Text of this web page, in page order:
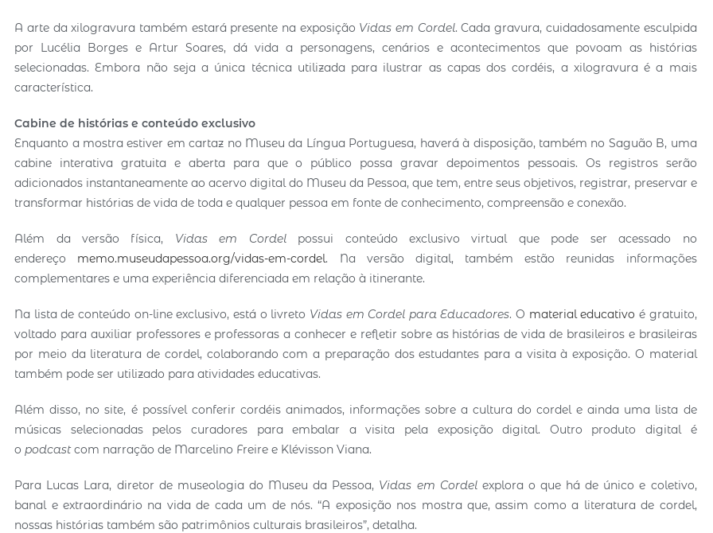
A arte da xilogravura também estará presente na exposição Vidas em Cordel. Cada gravura, cuidadosamente esculpida
por Lucélia Borges e Artur Soares, dá vida a personagens, cenários e acontecimentos que povoam as histórias
selecionadas. Embora não seja a única técnica utilizada para ilustrar as capas dos cordéis, a xilogravura é a mais
característica.
Cabine de histórias e conteúdo exclusivo
Enquanto a mostra estiver em cartaz no Museu da Língua Portuguesa, haverá à disposição, também no Saguão B, uma
cabine interativa gratuita e aberta para que o público possa gravar depoimentos pessoais. Os registros serão
adicionados instantaneamente ao acervo digital do Museu da Pessoa, que tem, entre seus objetivos, registrar, preservar e
transformar histórias de vida de toda e qualquer pessoa em fonte de conhecimento, compreensão e conexão.
Além da versão física, Vidas em Cordelpossui conteúdo exclusivo virtual que pode ser acessado no
endereço memo.museudapessoa.org/vidas-em-cordel. Na versão digital, também estão reunidas informações
complementares e uma experiência diferenciada em relação à itinerante.
Na lista de conteúdo on-line exclusivo, está o livreto Vidas em Cordel para Educadores. O material educativo é gratuito,
voltado para auxiliar professores e professoras a conhecer e refletir sobre as histórias de vida de brasileiros e brasileiras
por meio da literatura de cordel, colaborando com a preparação dos estudantes para a visita à exposição. O material
também pode ser utilizado para atividades educativas.
Além disso, no site, é possível conferir cordéis animados, informações sobre a cultura do cordel e ainda uma lista de
músicas selecionadas pelos curadores para embalar a visita pela exposição digital. Outro produto digital é
opodcastcom narração de Marcelino Freire e Klévisson Viana.
Para Lucas Lara, diretor de museologia do Museu da Pessoa, Vidas em Cordelexplora o que há de único e coletivo,
banal e extraordinário na vida de cada um de nós. “A exposição nos mostra que, assim como a literatura de cordel,
nossas histórias também são patrimônios culturais brasileiros”, detalha.